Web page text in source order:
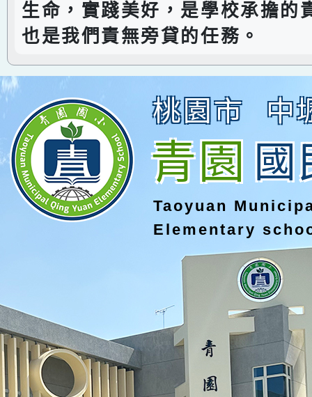
生命，實踐美好，是學校承擔的
也是我們責無旁貸的任務。
桃園市 中
青園國
Taoyuan
Elementary